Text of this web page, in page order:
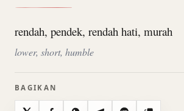
rendah, pendek, rendah hati, murah
lower, short, humble
BAGIKAN